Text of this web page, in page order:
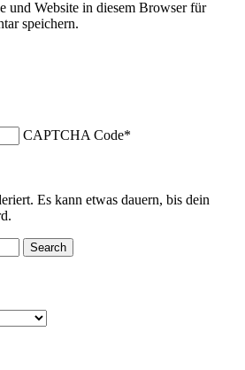
und Website in diesem Browser für
speichern.
CAPTCHA Code*
Es kann etwas dauern, bis dein